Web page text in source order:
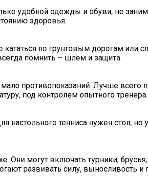
удобной одежды и обуви, не
здоровья.
кататься по грунтовым дорогам или
помнить – шлем и защита.
противопоказаний. Лучше всего
под контролем опытного тренера.
настольного тенниса нужен стол, но
могут включать турники,
развивать силу, выносливость